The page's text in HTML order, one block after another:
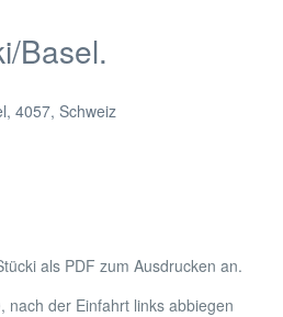
Basel.
, 4057, Schweiz
als PDF zum Ausdrucken an.
nach der Einfahrt links abbiegen